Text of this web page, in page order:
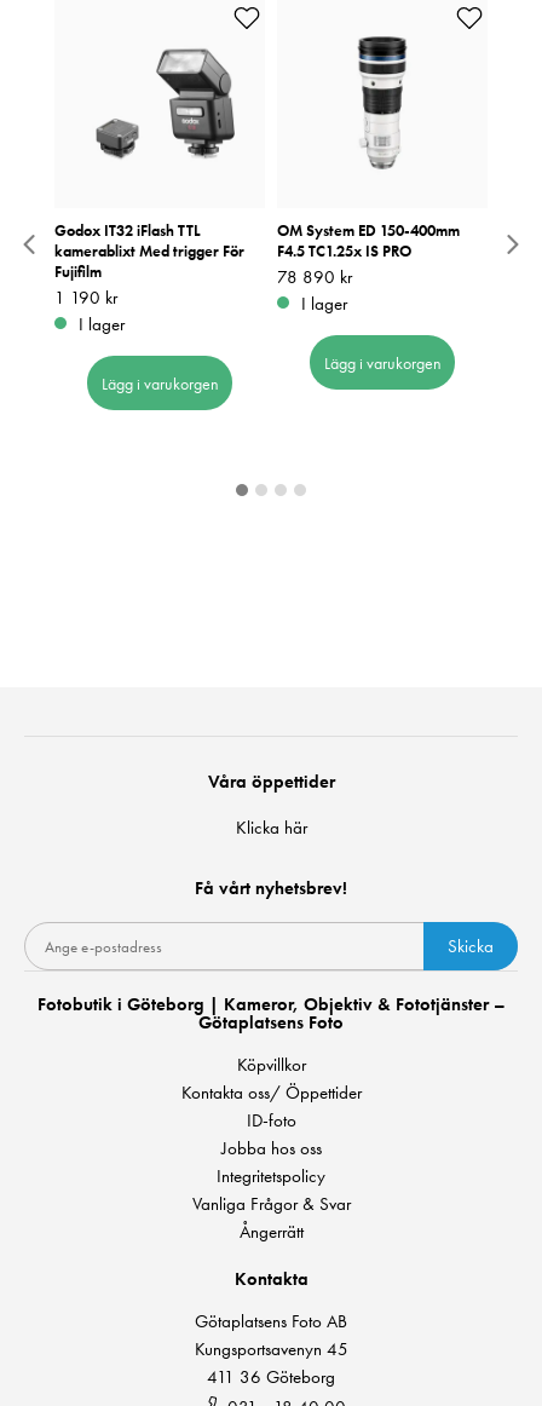
Godox IT32 iFlash TTL
kamerablixt Med trigger För
Fujifilm
Pris:1 190 kr
1 190 kr
I lager
Lägg i varukorgen
OM System ED 150-400mm
F4.5 TC1.25x IS PRO
Pris :78 890 kr
78 890 kr
I lager
Lägg i varukorgen
Pris
23
Våra öppettider
Klicka här
Få vårt nyhetsbrev!
Skicka
Fotobutik i Göteborg | Kameror, Objektiv & Fototjänster –
Götaplatsens Foto
Köpvillkor
Kontakta oss/ Öppettider
ID-foto
Jobba hos oss
Integritetspolicy
Vanliga Frågor & Svar
Ångerrätt
Kontakta
Götaplatsens Foto AB
Kungsportsavenyn 45
411 36 Göteborg